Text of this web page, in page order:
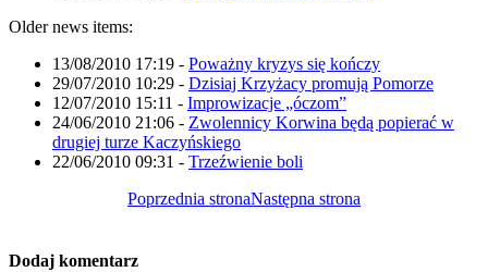
Older news items:
13/08/2010 17:19 - Poważny kryzys się kończy
29/07/2010 10:29 - Dzisiaj Krzyżacy promują Pomorze
12/07/2010 15:11 - Improwizacje „óczom”
24/06/2010 21:06 - Zwolennicy Korwina będą popierać w
drugiej turze Kaczyńskiego
22/06/2010 09:31 - Trzeźwienie boli
Poprzednia stronaNastępna strona
Dodaj komentarz